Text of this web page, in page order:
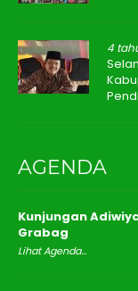
4
AGENDA
Kunjungan
Grabag
Lihat Agenda...